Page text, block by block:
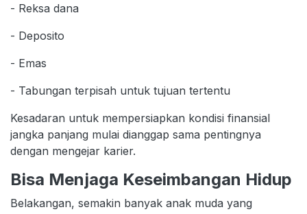
- Reksa dana
- Deposito
- Emas
- Tabungan terpisah untuk tujuan tertentu
Kesadaran untuk mempersiapkan kondisi finansial
jangka panjang mulai dianggap sama pentingnya
dengan mengejar karier.
Bisa Menjaga Keseimbangan Hidup
Belakangan, semakin banyak anak muda yang